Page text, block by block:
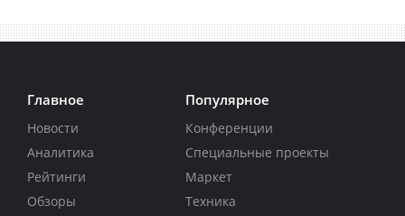
Главное
Новости
Аналитика
Рейтинги
Обзоры
Популярное
Конференции
Специальные проекты
Маркет
Техника